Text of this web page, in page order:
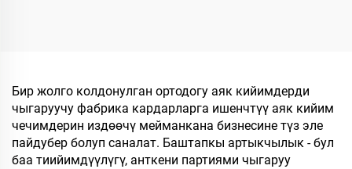
Бир жолго колдонулган ортодогу аяк кийимдерди
чыгаруучу фабрика кардарларга ишенчтүү аяк кийим
чечимдерин издөөчү мейманкана бизнесине түз эле
пайдубер болуп саналат. Баштапкы артыкчылык - бул
баа тиийимдүүлүгү, анткени партиями чыгаруу